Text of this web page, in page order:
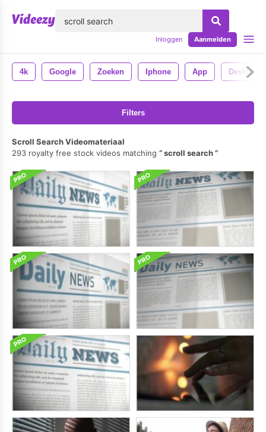
Inloggen Aanmelden
4k Google Zoeken Iphone App Desktop
Filters
Scroll Search Videomateriaal
293 royalty free stock videos matching
scroll search